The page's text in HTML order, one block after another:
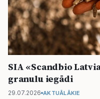
SIA «Scandbio
granulu iegādi
29.07.2026 AKTUĀLĀKIE